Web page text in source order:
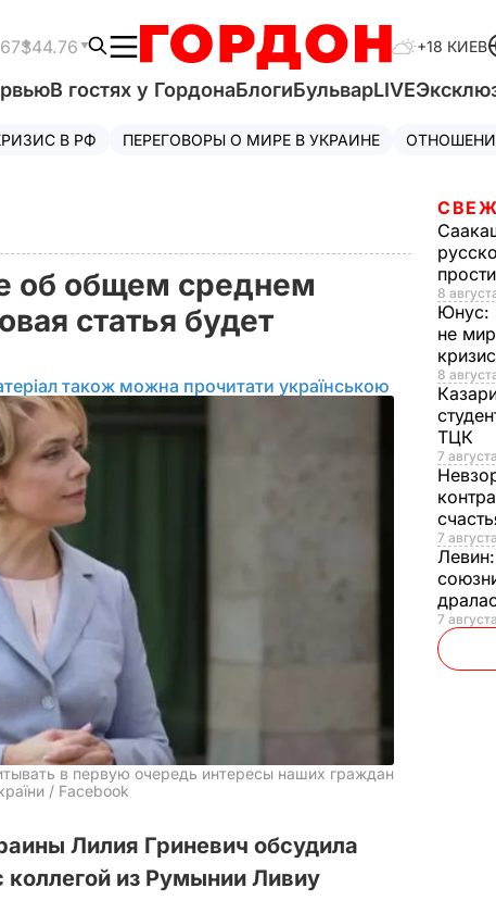
$44.76 +18 КИЕВ
В гостях у ГордонаБлогиБульварLIVE
В РФ ПЕРЕГОВОРЫ О МИРЕ В УКРАИНЕ
об общем среднем
статья будет
також можна прочитати українською
в первую очередь интересы наших граждан
/ Facebook
Лилия Гриневич обсудила
из Румынии Ливиу
8
Юнус:
не
8
ТЦК
7
7
Левин:
7